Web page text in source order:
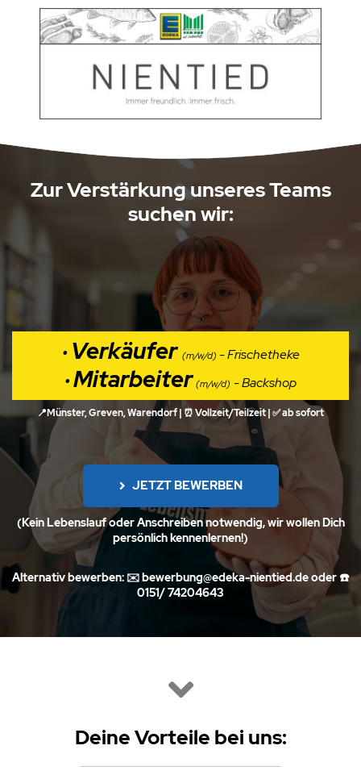
Zur Verstärkung unseres Teams
suchen wir:
• Verkäufer (m/w/d) - Frischetheke
•Mitarbeiter (m/w/d) - Backshop
📍Münster, Greven, Warendorf | ⏰ Vollzeit/Teilzeit |✅ab sofort
JETZT BEWERBEN
(Kein Lebenslauf oder Anschreiben notwendig, wir wollen Dich
persönlich kennenlernen!)
Alternativ bewerben: ✉️bewerbung@edeka-nientied.deoder ☎️
0151/ 74204643
Deine Vorteile bei uns: